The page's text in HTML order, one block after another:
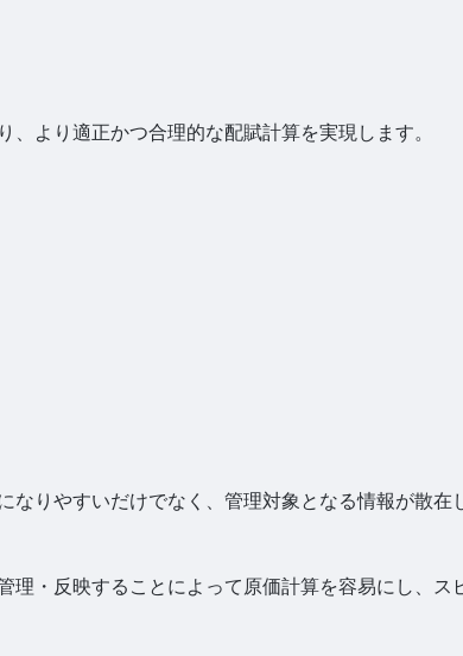
より適正かつ合理的な配賦計算を実現します。
りやすいだけでなく、管理対象となる情報が散在
・反映することによって原価計算を容易にし、ス